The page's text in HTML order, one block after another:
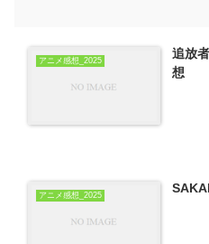
アニメ感想_2025
追放
想
アニメ感想_2025